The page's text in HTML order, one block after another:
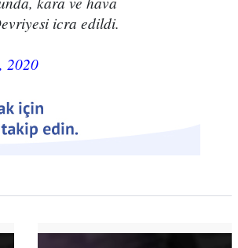
icra edildi.
2020